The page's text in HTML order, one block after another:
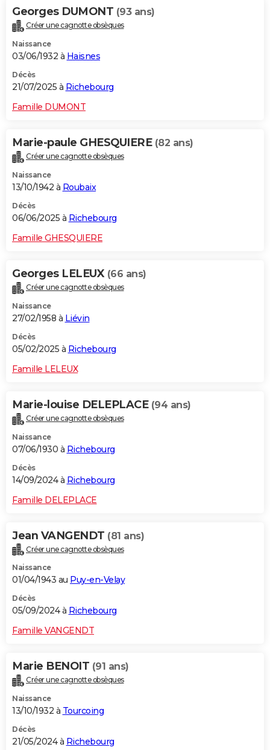
Georges DUMONT (93 ans)
Créer une cagnotte obsèques
Naissance
03/06/1932 à Haisnes
Décès
21/07/2025 à Richebourg
Famille DUMONT
Marie-paule GHESQUIERE (82 ans)
Créer une cagnotte obsèques
Naissance
13/10/1942 à Roubaix
Décès
06/06/2025 à Richebourg
Famille GHESQUIERE
Georges LELEUX (66 ans)
Créer une cagnotte obsèques
Naissance
27/02/1958 à Liévin
Décès
05/02/2025 à Richebourg
Famille LELEUX
Marie-louise DELEPLACE (94 ans)
Créer une cagnotte obsèques
Naissance
07/06/1930 à Richebourg
Décès
14/09/2024 à Richebourg
Famille DELEPLACE
Jean VANGENDT (81 ans)
Créer une cagnotte obsèques
Naissance
01/04/1943 au Puy-en-Velay
Décès
05/09/2024 à Richebourg
Famille VANGENDT
Marie BENOIT (91 ans)
Créer une cagnotte obsèques
Naissance
13/10/1932 à Tourcoing
Décès
21/05/2024 à Richebourg